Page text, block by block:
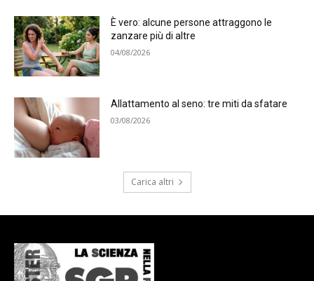
È vero: alcune persone attraggono le
zanzare più di altre
04/08/2026
Allattamento al seno: tre miti da sfatare
03/08/2026
Carica altri